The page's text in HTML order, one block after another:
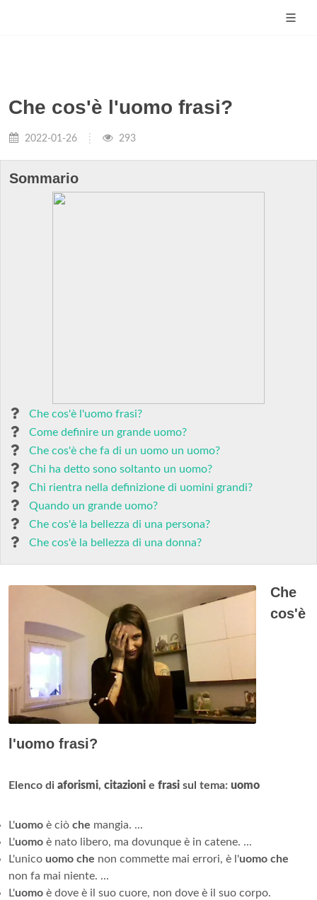
Che cos'è l'uomo frasi?
2022-01-26 293
Sommario
Che cos'è l'uomo frasi?
Come definire un grande uomo?
Che cos'è che fa di un uomo un uomo?
Chi ha detto sono soltanto un uomo?
Chi rientra nella definizione di uomini grandi?
Quando un grande uomo?
Che cos'è la bellezza di una persona?
Che cos'è la bellezza di una donna?
Che
cos'è
l'uomo frasi?
Elenco di aforismi, citazioni e frasi sul tema: uomo
L'uomo è ciò che mangia. ...
L'uomo è nato libero, ma dovunque è in catene. ...
L'unico uomo che non commette mai errori, è l'uomo che
non fa mai niente. ...
L'uomo è dove è il suo cuore, non dove è il suo corpo.